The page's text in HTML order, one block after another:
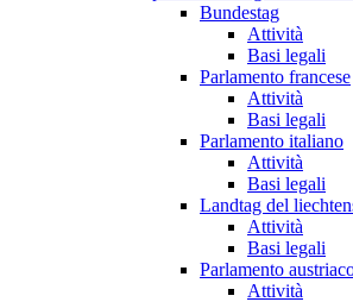
Bundestag
Attività
Basi legali
Parlamento francese
Attività
Basi legali
Parlamento italiano
Attività
Basi legali
Landtag del
Attività
Basi legali
Parlamento
Attività